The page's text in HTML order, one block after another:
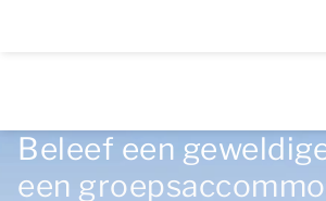
Beleef een
een